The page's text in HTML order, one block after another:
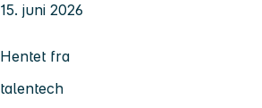
15. juni 2026
Hentet fra
talentech